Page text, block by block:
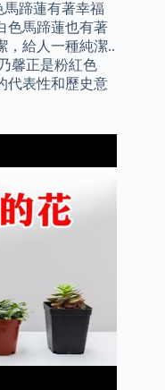
蹄蓮有著幸福
色馬蹄蓮也有著
，給人一種純潔..
馨正是粉紅色
代表性和歷史意